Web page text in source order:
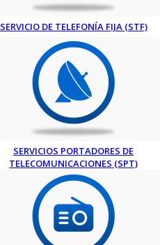
SERVICIO DE TELEFONÍA FIJA (STF)
SERVICIOS PORTADORES DE
TELECOMUNICACIONES (SPT)